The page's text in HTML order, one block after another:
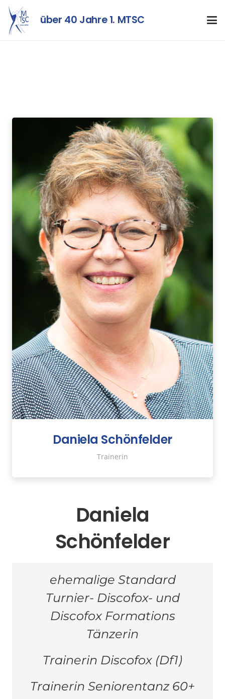
über 40 Jahre 1. MTSC
Daniela Schönfelder
Trainerin
Daniela
Schönfelder
ehemalige Standard
Turnier- Discofox- und
Discofox Formations
Tänzerin
Trainerin Discofox (Df1)
Trainerin Seniorentanz 60+